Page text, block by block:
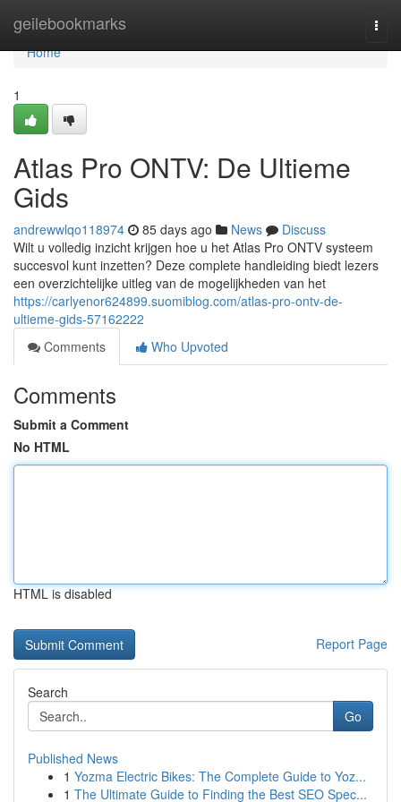
geilebookmarks
Home
Home
1
Atlas Pro ONTV: De Ultieme
Gids
andrewwlqo118974 85 days ago News
Discuss
Wilt u volledig inzicht krijgen hoe u het Atlas Pro ONTV systeem
succesvol kunt inzetten? Deze complete handleiding biedt lezers
een overzichtelijke uitleg van de mogelijkheden van het
https://carlyenor624899.suomiblog.com/atlas-pro-ontv-de-
ultieme-gids-57162222
Comments
Who Upvoted
Comments
Submit a Comment
No HTML
HTML is disabled
Report Page
Search
Go
Published News
1 Yozma Electric Bikes: The Complete Guide to Yoz...
1 The Ultimate Guide to Finding the Best SEO Spec...